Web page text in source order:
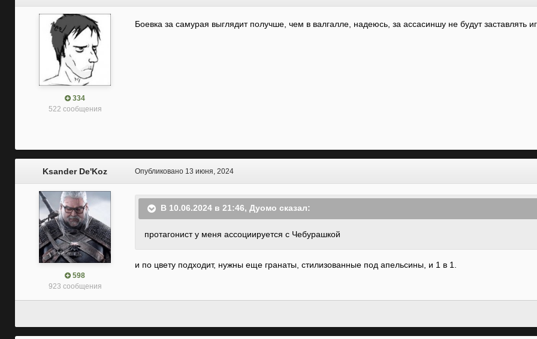
334
522 сообщения
Боевка за самурая выглядит получше, чем в валгалле, надеюсь, за ассасиншу не будут заставлять
Ksander De'Koz
598
923 сообщения
Опубликовано 13 июня, 2024
В 10.06.2024 в 21:46, Дуомо сказал:
протагонист у меня ассоциируется с Чебурашкой
и по цвету подходит, нужны еще гранаты, стилизованные под апельсины, и 1 в 1.